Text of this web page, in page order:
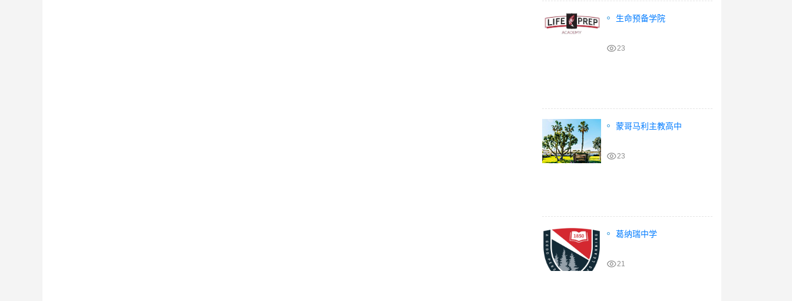
生命预备学院
23
蒙哥马利主教高中
23
葛纳瑞中学
21